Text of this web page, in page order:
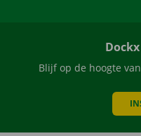
Blijf op de hoogte